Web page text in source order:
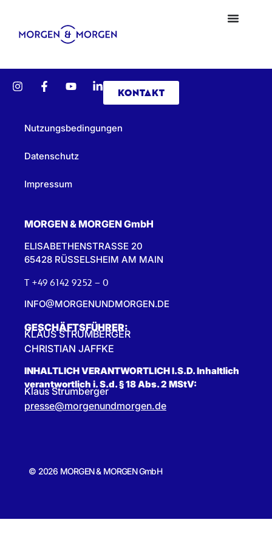
KONTAKT
Nutzungsbedingungen
Datenschutz
Impressum
MORGEN & MORGEN GmbH
ELISABETHENSTRASSE 20
65428 RÜSSELSHEIM AM MAIN
T +49 6142 9252 – 0
INFO@MORGENUNDMORGEN.DE
GESCHÄFTSFÜHRER:
KLAUS STRUMBERGER
CHRISTIAN JAFFKE
INHALTLICH VERANTWORTLICH I.S.D. Inhaltlich
verantwortlich i. S.d. § 18 Abs. 2 MStV:
Klaus Strumberger
presse@morgenundmorgen.de
© 2026 MORGEN & MORGEN GmbH